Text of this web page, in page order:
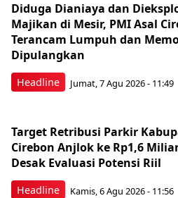
Headline
Diduga Dianiaya dan
Majikan di Mesir, PMI Asal
Terancam Lumpuh dan
Dipulangkan
Jumat, 7 Agu 2026 - 11:49
Headline
Target Retribusi Parkir
Cirebon Anjlok ke Rp1,6
Desak Evaluasi Potensi Riil
Kamis, 6 Agu 2026 - 11:56